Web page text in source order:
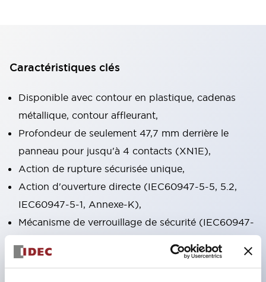
Caractéristiques clés
Disponible avec contour en plastique, cadenas
métallique, contour affleurant,
Profondeur de seulement 47,7 mm derrière le
panneau pour jusqu'à 4 contacts (XN1E),
Action de rupture sécurisée unique,
Action d'ouverture directe (IEC60947-5-5, 5.2,
IEC60947-5-1, Annexe-K),
Mécanisme de verrouillage de sécurité (IEC60947-
Appuyer pour verrouiller, tirer/tourner pour